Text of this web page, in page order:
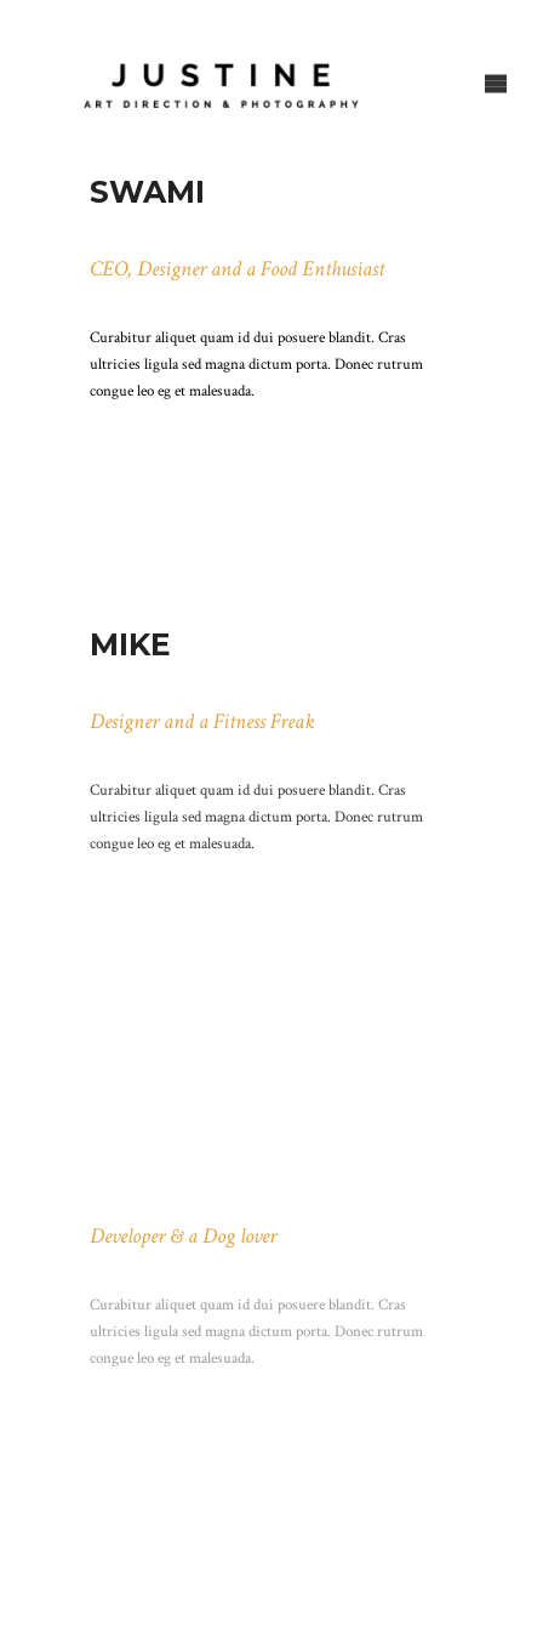
SWAMI
CEO, Designer and a Food Enthusiast
Curabitur aliquet quam id dui posuere blandit. Cras
ultricies ligula sed magna dictum porta. Donec rutrum
congue leo eg et malesuada.
MIKE
Designer and a Fitness Freak
Curabitur aliquet quam id dui posuere blandit. Cras
ultricies ligula sed magna dictum porta. Donec rutrum
congue leo eg et malesuada.
Developer & a Dog lover
Curabitur aliquet quam id dui posuere blandit. Cras
ultricies ligula sed magna dictum porta. Donec rutrum
congue leo eg et malesuada.